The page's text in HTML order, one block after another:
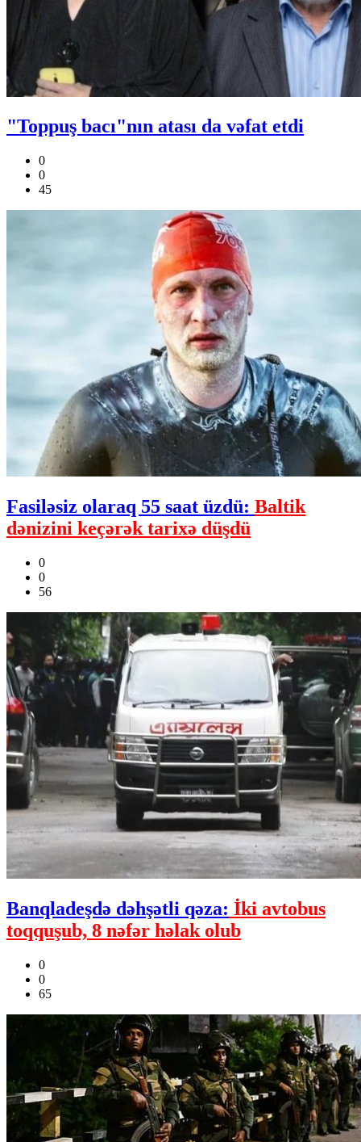
"Toppuş bacı"nın atası da vəfat etdi
0
0
45
Fasiləsiz olaraq 55 saat üzdü: Baltik
dənizini keçərək tarixə düşdü
0
0
56
Banqladeşdə dəhşətli qəza: İki avtobus
toqquşub, 8 nəfər həlak olub
0
0
65